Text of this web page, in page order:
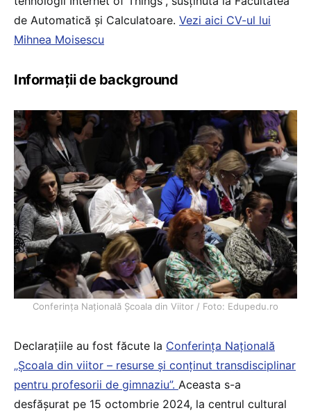
de Automatică și Calculatoare. Vezi aici CV-ul lui
Mihnea Moisescu
Informații de background
Conferința Națională Școala din Viitor / Foto: Edupedu.ro
Declarațiile au fost făcute la Conferința Națională
„Școala din viitor – resurse și conținut transdisciplinar
pentru profesorii de gimnaziu”. Aceasta s-a
desfășurat pe 15 octombrie 2024, la centrul cultural